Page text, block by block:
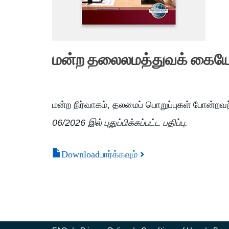
மன்ற தலைலமத்துவக்
மன்ற நிர்வாகம், தலமைப் பொறுப்புகள்
06/2026 இல் புதுப்பிக்கப்பட்ட பதிப்பு.
Downloadபார்க்கவும்